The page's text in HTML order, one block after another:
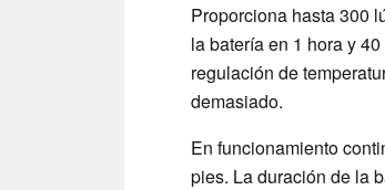
Proporciona hasta 300
la batería en 1 hora y
regulación de
demasiado.
En funcionamiento
pies. La duración de la